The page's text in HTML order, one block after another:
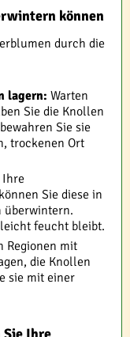
können
durch die
lagern: Warten
Sie die Knollen
Sie sie
trockenen Ort
Ihre
Sie diese in
überwintern.
feucht bleibt.
Regionen mit
die Knollen
sie mit einer